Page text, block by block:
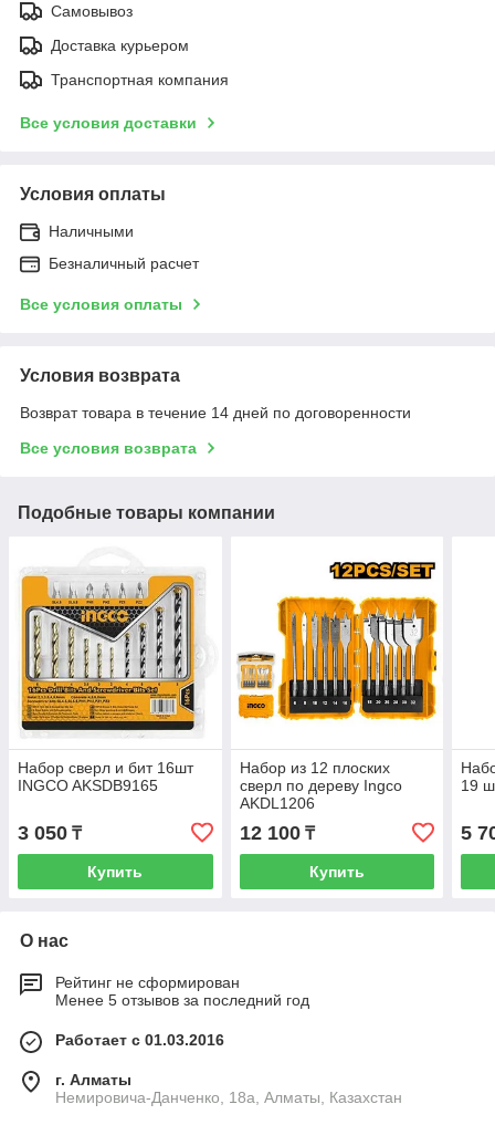
Самовывоз
Доставка курьером
Транспортная компания
Все условия доставки
Условия оплаты
Наличными
Безналичный расчет
Все условия оплаты
Условия возврата
Возврат товара в течение 14 дней по договоренности
Все условия возврата
Подобные товары компании
Набор сверл и бит 16шт
INGCO AKSDB9165
3 050 ₸
Купить
Набор из 12 плоских
сверл по дереву Ingco
AKDL1206
12 100₸
Купить
19
5
О нас
Рейтинг не сформирован
Менее 5 отзывов за последний год
Работает с 01.03.2016
г. Алматы
Немировича-Данченко, 18а, Алматы, Казахстан